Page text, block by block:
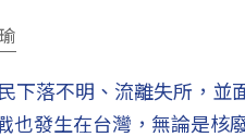
下落不明、流離失所，並
發生在台灣，無論是核